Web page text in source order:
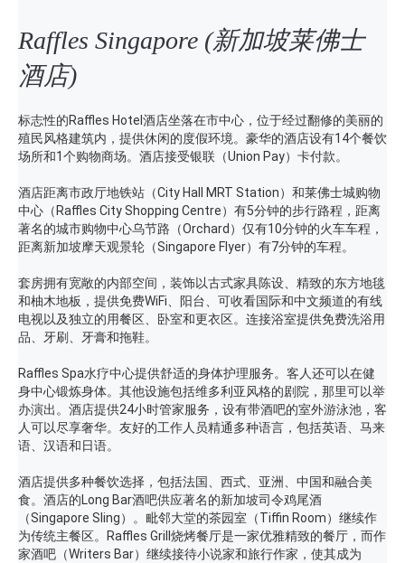
Raffles Singapore (新加坡莱佛士
酒店)
标志性的Raffles Hotel酒店坐落在市中心，位于经过翻修的美丽的
殖民风格建筑内，提供休闲的度假环境。豪华的酒店设有14个餐饮
场所和1个购物商场。酒店接受银联（Union Pay）卡付款。
酒店距离市政厅地铁站（City Hall MRT Station）和莱佛士城购物
中心（Raffles City Shopping Centre）有5分钟的步行路程，距离
著名的城市购物中心乌节路（Orchard）仅有10分钟的火车车程，
距离新加坡摩天观景轮（Singapore Flyer）有7分钟的车程。
套房拥有宽敞的内部空间，装饰以古式家具陈设、精致的东方地毯
和柚木地板，提供免费WiFi、阳台、可收看国际和中文频道的有线
电视以及独立的用餐区、卧室和更衣区。连接浴室提供免费洗浴用
品、牙刷、牙膏和拖鞋。
Raffles Spa水疗中心提供舒适的身体护理服务。客人还可以在健
身中心锻炼身体。其他设施包括维多利亚风格的剧院，那里可以举
办演出。酒店提供24小时管家服务，设有带酒吧的室外游泳池，客
人可以尽享奢华。友好的工作人员精通多种语言，包括英语、马来
语、汉语和日语。
酒店提供多种餐饮选择，包括法国、西式、亚洲、中国和融合美
食。酒店的Long Bar酒吧供应著名的新加坡司令鸡尾酒
（Singapore Sling）。毗邻大堂的茶园室（Tiffin Room）继续作
为传统主餐区。Raffles Grill烧烤餐厅是一家优雅精致的餐厅，而作
家酒吧（Writers Bar）继续接待小说家和旅行作家，使其成为